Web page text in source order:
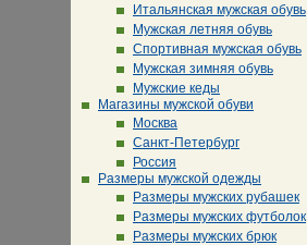
Итальянская мужская обувь
Мужская летняя обувь
Спортивная мужская обувь
Мужская зимняя обувь
Мужские кеды
Магазины мужской обуви
Москва
Санкт-Петербург
Россия
Размеры мужской одежды
Размеры мужских рубашек
Размеры мужских футболок
Размеры мужских брюк